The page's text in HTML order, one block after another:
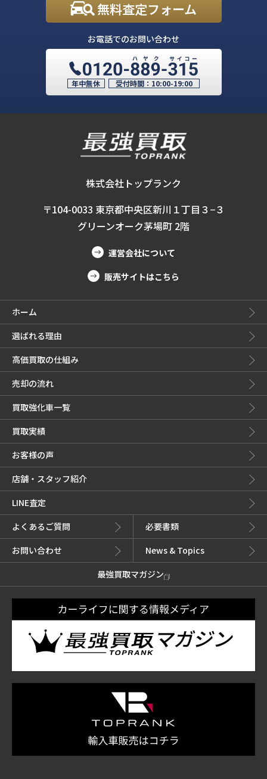
無料査定フォーム
お電話でのお問い合わせ
年中無休 受付時間： 10:00-19:00
株式会社トップランク
〒104-0033 東京都中央区新川１丁目３−３
グリーンオーク茅場町 2階
運営会社について
販売サイトはこちら
ホーム
選ばれる理由
高価買取の仕組み
売却の流れ
買取強化車一覧
買取実績
お客様の声
店舗・スタッフ紹介
LINE査定
よくあるご質問
必要書類
お問い合わせ
News & Topics
最強買取マガジン